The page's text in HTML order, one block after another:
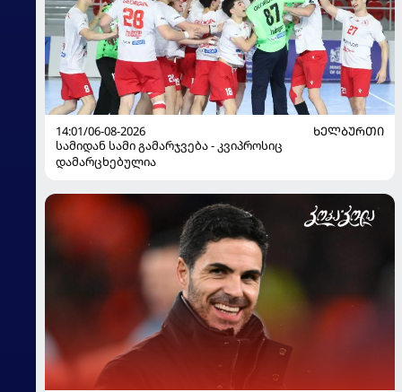
14:01/06-08-2026
ᲮᲔᲚᲑᲣᲠᲗᲘ
სამიდან სამი გამარჯვება - კვიპროსიც
დამარცხებულია